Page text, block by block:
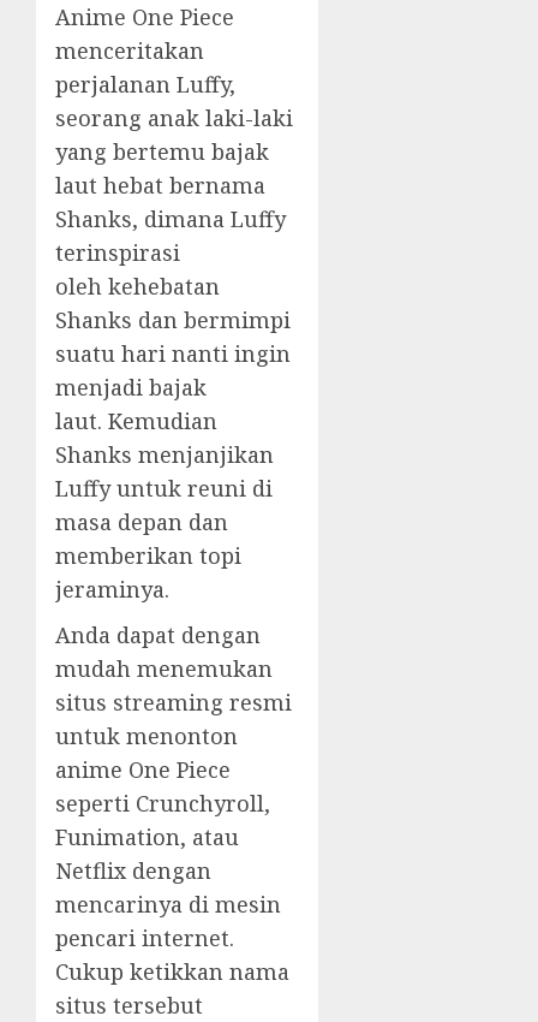
Anime One Piece
menceritakan
perjalanan Luffy,
seorang anak laki-laki
yang bertemu bajak
laut hebat bernama
Shanks, dimana Luffy
terinspirasi
oleh kehebatan
Shanks dan bermimpi
suatu hari nanti ingin
menjadi bajak
laut. Kemudian
Shanks menjanjikan
Luffy untuk reuni di
masa depan dan
memberikan topi
jeraminya.
Anda dapat dengan
mudah menemukan
situs streaming resmi
untuk menonton
anime One Piece
seperti Crunchyroll,
Funimation, atau
Netflix dengan
mencarinya di mesin
pencari internet.
Cukup ketikkan nama
situs tersebut